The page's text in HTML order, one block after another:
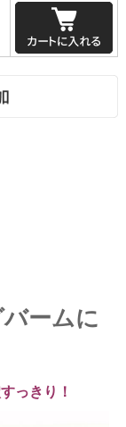
ームに
っきり！